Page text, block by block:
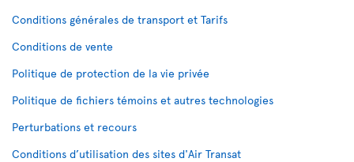
Conditions générales de transport et Tarifs
Conditions de vente
Politique de protection de la vie privée
Politique de fichiers témoins et autres technologies
Perturbations et recours
Conditions d’utilisation des sites d'Air Transat